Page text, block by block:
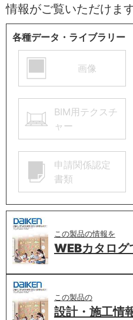
情報がご覧いただけま
各種データ・ライブラリー
画像
BIM用テクスチ
ャー
申請関係認定
書類
この製品の情報を
WEBカタログ
この製品の
設計・施工情